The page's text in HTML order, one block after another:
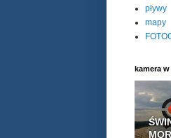
pływy
mapy
kamera